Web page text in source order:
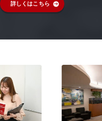
詳しくはこちら